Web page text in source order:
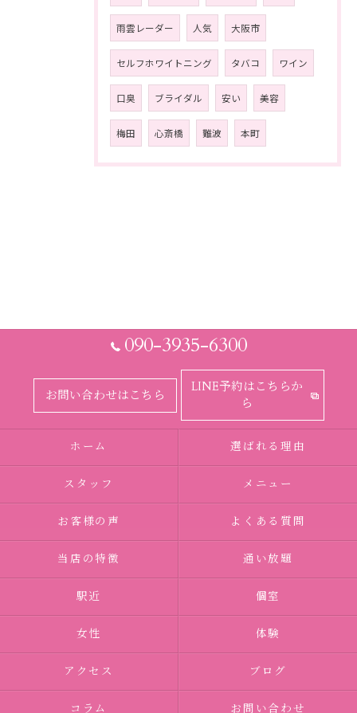
雨雲レーダー 人気 大阪市
セルフホワイトニング タバコ ワイン
口臭 ブライダル 安い 美容
梅田 心斎橋 難波 本町
090-3935-6300
お問い合わせはこちら
LINE予約はこちらか
ら
ホーム 選ばれる理由
スタッフ メニュー
お客様の声 よくある質問
当店の特徴 通い放題
駅近 個室
女性 体験
アクセス ブログ
コラム お問い合わせ